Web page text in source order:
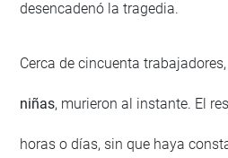
desencadenó la tragedia.
Cerca de cincuenta
niñas, murieron al instante. El
horas o días, sin que haya